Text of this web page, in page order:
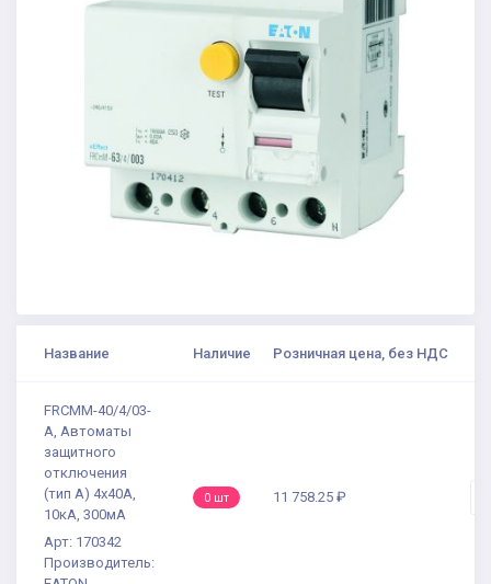
Название Наличие Розничная цена, без НДС
FRCMM-40/4/03-
A, Автоматы
защитного
отключения
(тип А) 4x40A,
10кА, 300мА
Арт: 170342
Производитель:
0 шт 11 758.25 ₽